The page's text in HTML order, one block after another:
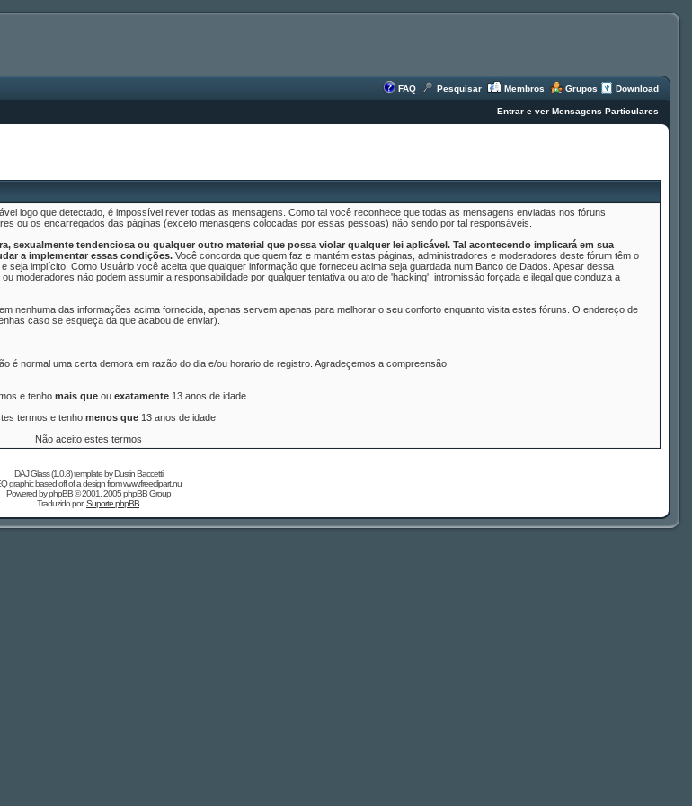
FAQ Pesquisar Membros Grupos Download
Entrar e ver Mensagens Particulares
logo que detectado, é impossível rever todas as mensagens. Como tal você reconhece que todas as mensagens enviadas nos fóruns
ou os encarregados das páginas (exceto menasgens colocadas por essas pessoas) não sendo por tal responsáveis.
sexualmente tendenciosa ou qualquer outro material que possa violar qualquer lei aplicável. Tal acontecendo implicará em sua
a implementar essas condições. Você concorda que quem faz e mantém estas páginas, administradores e moderadores deste fórum têm o
implícito. Como Usuário você aceita que qualquer informação que forneceu acima seja guardada num Banco de Dados. Apesar dessa
moderadores não podem assumir a responsabilidade por qualquer tentativa ou ato de 'hacking', intromissão forçada e ilegal que conduza a
nenhuma das informações acima fornecida, apenas servem apenas para melhorar o seu conforto enquanto visita estes fóruns. O endereço de
caso se esqueça da que acabou de enviar).
é normal uma certa demora em razão do dia e/ou horario de registro. Agradeçemos a compreensão.
e tenho mais que ou exatamente 13 anos de idade
termos e tenho menos que 13 anos de idade
Não aceito estes termos
DAJ Glass (1.0.8) template byDustin Baccetti
graphic based off of a design fromwww.freeclipart.nu
Powered byphpBB© 2001, 2005 phpBB Group
Traduzido por:Suporte phpBB